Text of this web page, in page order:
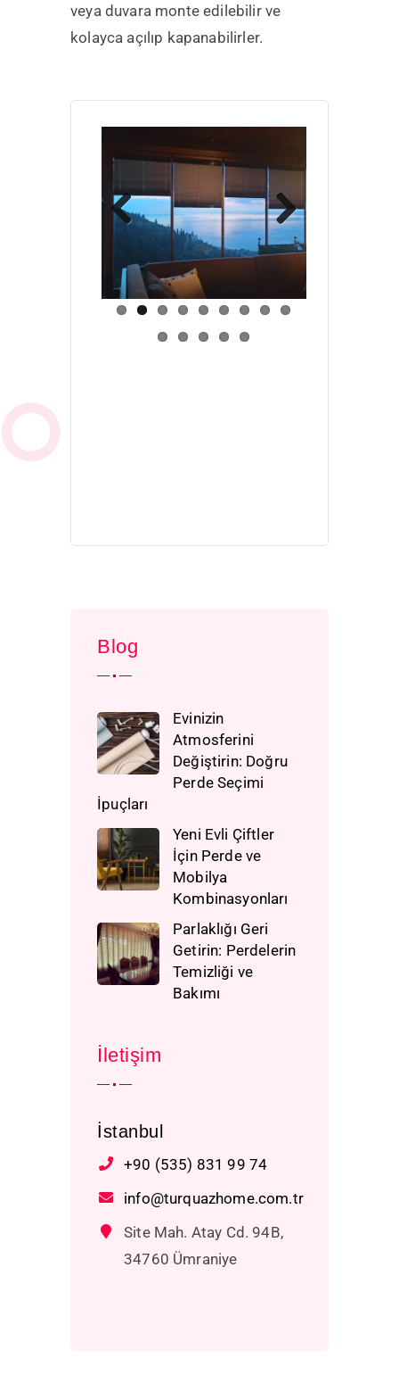
veya duvara monte edilebilir ve
kolayca açılıp kapanabilirler.
Previous Next
Blog
Evinizin
Atmosferini
Değiştirin: Doğru
Perde Seçimi
İpuçları
Yeni Evli Çiftler
İçin Perde ve
Mobilya
Kombinasyonları
Parlaklığı Geri
Getirin: Perdelerin
Temizliği ve
Bakımı
İletişim
İstanbul
+90 (535) 831 99 74
info@turquazhome.com.tr
Site Mah. Atay Cd. 94B,
34760 Ümraniye